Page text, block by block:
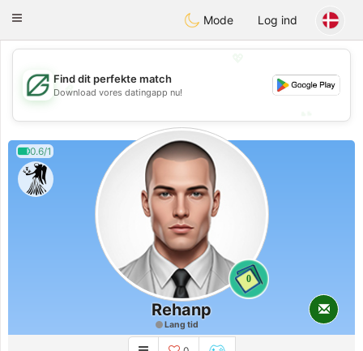
GulfDating
Toggle
Mode Log ind
💖
💕
Find dit perfekte match
Download vores datingapp nu!
0.6/1
0
Rehanp
Lang tid